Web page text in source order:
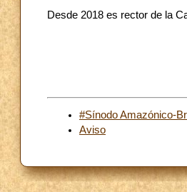
Desde 2018 es rector de la
#Sínodo Amazónico-
Aviso